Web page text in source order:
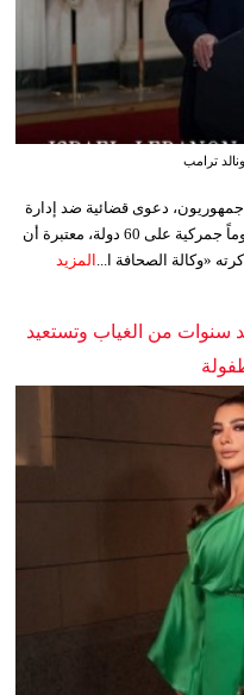
ترامب
جمهوريون، دعوى قضائية ضد إدارة
دونالد ترمب، الاثنين، على خلفية فرضه رسوماً جمركية على 60 دولة، معتبرة أن
«وكالة الصحافة ا... المزيد
سنوات من الغياب وتستعيد